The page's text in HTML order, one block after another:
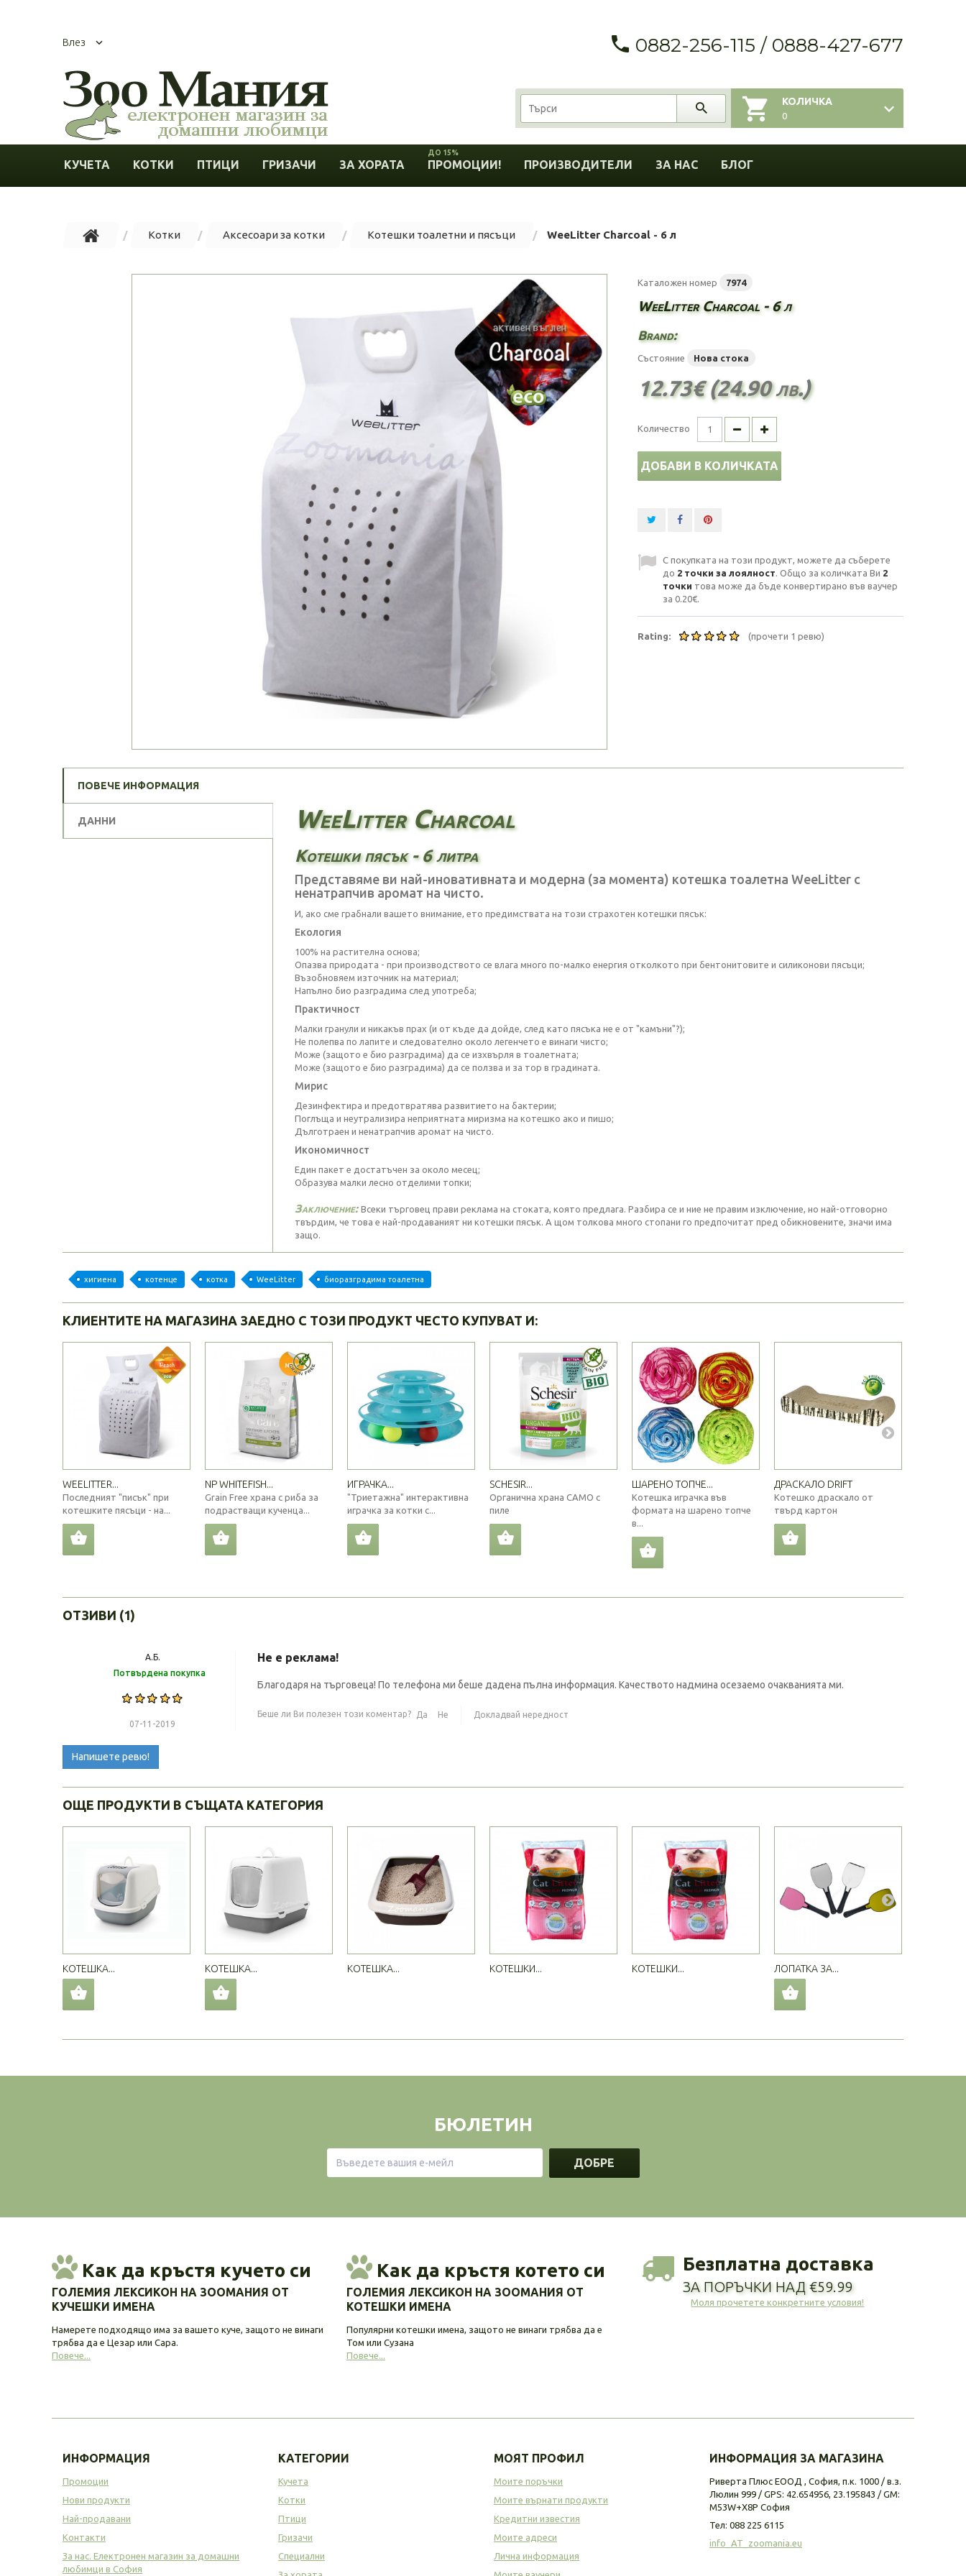
Влез 0882-256-115 / 0888-427-677
КОЛИЧКА
0
КУЧЕТА КОТКИ ПТИЦИ ГРИЗАЧИ ЗА ХОРАТА ПРОМОЦИИ!
ДО 15%
ПРОИЗВОДИТЕЛИ ЗА НАС БЛОГ
Котки Аксесоари за котки Котешки тоалетни и пясъци WeeLitter Charcoal - 6 л
Каталожен номер 7974
WeeLitter Charcoal - 6 л
Brand:
Състояние Нова стока
12.73€ (24.90 лв.)
Количество
ДОБАВИ В КОЛИЧКАТА
С покупката на този продукт, можете да съберете
до 2 точки за лоялност. Общо за количката Ви 2
точки това може да бъде конвертирано във ваучер
за 0.20€.
Rating: (прочети 1 ревю)
ПОВЕЧЕ ИНФОРМАЦИЯ
ДАННИ WeeLitter Charcoal
Котешки пясък - 6 литра
Представяме ви най-иновативната и модерна (за момента) котешка тоалетна WeeLitter с
ненатрапчив аромат на чисто.
И, ако сме грабнали вашето внимание, ето предимствата на този страхотен котешки пясък:
Екология
100% на растителна основа;
Опазва природата - при производството се влага много по-малко енергия отколкото при бентонитовите и силиконови пясъци;
Възобновяем източник на материал;
Напълно био разградима след употреба;
Практичност
Малки гранули и никакъв прах (и от къде да дойде, след като пясъка не е от "камъни"?);
Не полепва по лапите и следователно около легенчето е винаги чисто;
Може (защото е био разградима) да се изхвърля в тоалетната;
Може (защото е био разградима) да се ползва и за тор в градината.
Мирис
Дезинфектира и предотвратява развитието на бактерии;
Поглъща и неутрализира неприятната миризма на котешко ако и пишо;
Дълготраен и ненатрапчив аромат на чисто.
Икономичност
Един пакет е достатъчен за около месец;
Образува малки лесно отделими топки;
Заключение: Всеки търговец прави реклама на стоката, която предлага. Разбира се и ние не правим изключение, но най-отговорно
твърдим, че това е най-продаваният ни котешки пясък. А щом толкова много стопани го предпочитат пред обикновените, значи има
защо.
хигиена котенце котка WeeLitter биоразградима тоалетна
КЛИЕНТИТЕ НА МАГАЗИНА ЗАЕДНО С ТОЗИ ПРОДУКТ ЧЕСТО КУПУВАТ И:
WEELITTER...
Последният "писък" при
котешките пясъци - на...
NP WHITEFISH...
Grain Free храна с риба за
подрастващи кученца...
ИГРАЧКА...
"Триетажна" интерактивна
играчка за котки с...
SCHESIR...
Органична храна САМО с
пиле
ШАРЕНО ТОПЧЕ...
Котешка играчка във
формата на шарено топче
в...
ДРАСКАЛО DRIFT
Котешко драскало от
твърд картон
ОТЗИВИ (1)
А.Б.
Потвърдена покупка
07-11-2019
Не е реклама!
Благодаря на търговеца! По телефона ми беше дадена пълна информация. Качеството надмина осезаемо очакванията ми.
Беше ли Ви полезен този коментар? Да Не Докладвай нередност
Напишете ревю!
ОЩЕ ПРОДУКТИ В СЪЩАТА КАТЕГОРИЯ
КОТЕШКА... КОТЕШКА... КОТЕШКА... КОТЕШКИ... КОТЕШКИ... ЛОПАТКА ЗА...
БЮЛЕТИН
ДОБРЕ
Как да кръстя кучето си
ГОЛЕМИЯ ЛЕКСИКОН НА ЗООМАНИЯ ОТ
КУЧЕШКИ ИМЕНА
Намерете подходящо има за вашето куче, защото не винаги
трябва да е Цезар или Сара.
Повече...
Как да кръстя котето си
ГОЛЕМИЯ ЛЕКСИКОН НА ЗООМАНИЯ ОТ
КОТЕШКИ ИМЕНА
Популярни котешки имена, защото не винаги трябва да е
Том или Сузана
Повече...
Безплатна доставка
ЗА ПОРЪЧКИ НАД €59.99
Моля прочетете конкретните условия!
ИНФОРМАЦИЯ
Промоции
Нови продукти
Най-продавани
Контакти
За нас. Електронен магазин за домашни
любимци в София
КАТЕГОРИИ
Кучета
Котки
Птици
Гризачи
Специални
МОЯТ ПРОФИЛ
Моите поръчки
Моите върнати продукти
Кредитни известия
Моите адреси
Лична информация
ИНФОРМАЦИЯ ЗА МАГАЗИНА
Риверта Плюс ЕООД , София, п.к. 1000 / в.з.
Люлин 999 / GPS: 42.654956, 23.195843 / GM:
M53W+X8P София
Тел: 088 225 6115
info_AT_zoomania.eu